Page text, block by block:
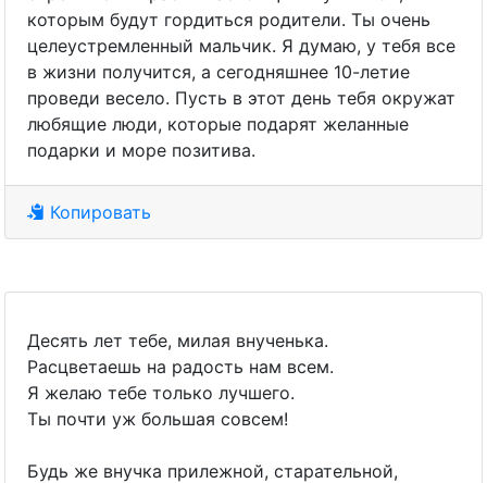
которым будут гордиться родители. Ты очень
целеустремленный мальчик. Я думаю, у тебя все
в жизни получится, а сегодняшнее 10-летие
проведи весело. Пусть в этот день тебя окружат
любящие люди, которые подарят желанные
подарки и море позитива.
Копировать
Десять лет тебе, милая внученька.
Расцветаешь на радость нам всем.
Я желаю тебе только лучшего.
Ты почти уж большая совсем!
Будь же внучка прилежной, старательной,